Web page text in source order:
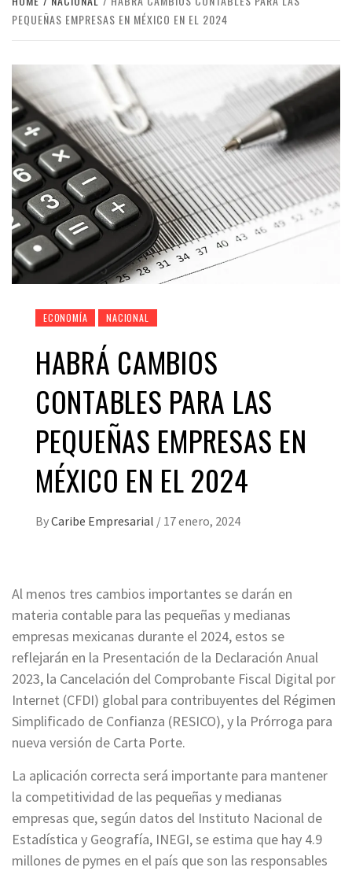
PEQUEÑAS EMPRESAS EN MÉXICO EN EL 2024
ECONOMÍA NACIONAL
HABRÁ CAMBIOS
CONTABLES PARA LAS
PEQUEÑAS EMPRESAS EN
MÉXICO EN EL 2024
ByCaribe Empresarial / 17 enero, 2024
Al menos tres cambios importantes se darán en
materia contable para las pequeñas y medianas
empresas mexicanas durante el 2024, estos se
reflejarán en la Presentación de la Declaración Anual
2023, la Cancelación del Comprobante Fiscal Digital por
Internet (CFDI) global para contribuyentes del Régimen
Simplificado de Confianza (RESICO), y la Prórroga para
nueva versión de Carta Porte.
La aplicación correcta será importante para mantener
la competitividad de las pequeñas y medianas
empresas que, según datos del Instituto Nacional de
Estadística y Geografía, INEGI, se estima que hay 4.9
millones de pymes en el país que son las responsables